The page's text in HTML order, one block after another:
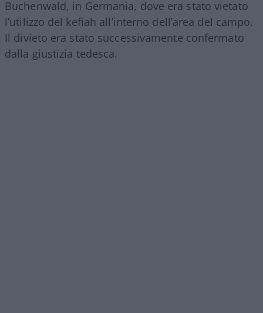
Buchenwald, in Germania, dove era stato vietato
l’utilizzo del kefiah all’interno dell’area del campo.
Il divieto era stato successivamente confermato
dalla giustizia tedesca.